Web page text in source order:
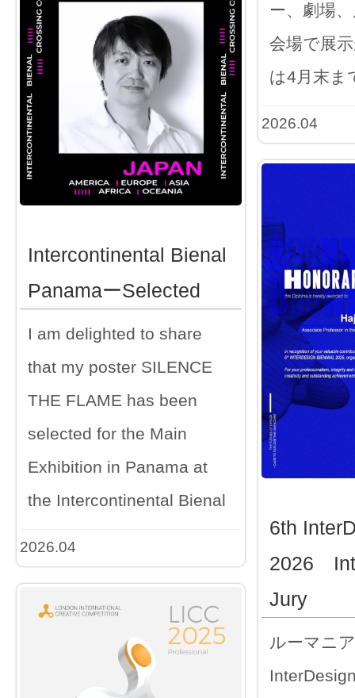
ー、劇場
会場で展
は4月末ま
2026.04
Intercontinental Bienal
PanamaーSelected
I am delighted to share
that my poster SILENCE
THE FLAME has been
selected for the Main
Exhibition in Panama at
the Intercontinental Bienal
2026.04
6th
2026
Jury
ルーマニ